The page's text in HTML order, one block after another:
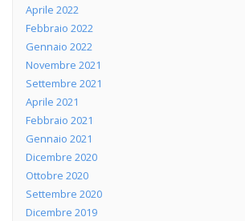
Aprile 2022
Febbraio 2022
Gennaio 2022
Novembre 2021
Settembre 2021
Aprile 2021
Febbraio 2021
Gennaio 2021
Dicembre 2020
Ottobre 2020
Settembre 2020
Dicembre 2019